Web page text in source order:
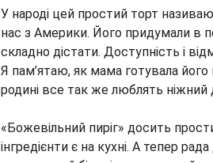
У народі цей простий торт
нас з Америки. Його придумали в
складно дістати. Доступність і
Я пам’ятаю, як мама готувала його
родині все так же люблять ніжний
«Божевільний пиріг» досить
інгредієнти є на кухні. А тепер